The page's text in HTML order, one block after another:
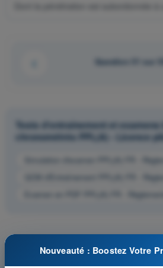
Question 51 sur
Tests d'entraînement et examens
chronométrés PPL(A) - Licence
Simulation d'examen PPL(A) FR -
QCM d'Entraînement PPL(A) FR -
Examen en PDF PPL(A) FR -
Nouveauté : Boostez Votre